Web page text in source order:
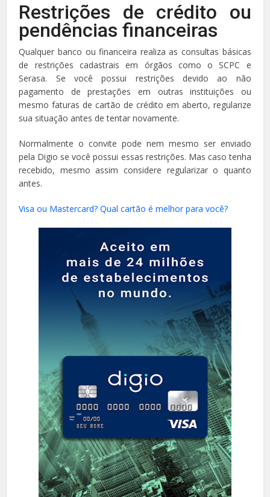
Restrições de crédito ou
pendências financeiras
Qualquer banco ou financeira realiza as consultas básicas
de restrições cadastrais em órgãos como o SCPC e
Serasa. Se você possui restrições devido ao não
pagamento de prestações em outras instituições ou
mesmo faturas de cartão de crédito em aberto, regularize
sua situação antes de tentar novamente.
Normalmente o convite pode nem mesmo ser enviado
pela Digio se você possui essas restrições. Mas caso tenha
recebido, mesmo assim considere regularizar o quanto
antes.
Visa ou Mastercard? Qual cartão é melhor para você?